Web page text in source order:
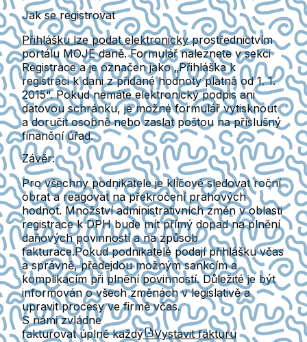
Jak se registrovat
Přihlášku lze podat elektronickyprostřednictvím
portálu MOJE daně. Formulář naleznete v sekci
Registracea je označen jako „Přihláška k
registraci k dani z přidané hodnoty platná od 1. 1.
2015“. Pokud nemáte elektronický podpis ani
datovou schránku, je možné formulář vytisknout
a doručit osobně nebo zaslat poštou na příslušný
finanční úřad.
Závěr:
Pro všechny podnikatele je klíčovésledovat roční
obrata reagovat na překročení prahových
hodnot. Množství administrativních změn v oblasti
registrace k DPH bude mít přímý dopad na plnění
daňových povinností a na způsob
fakturace.Pokud podnikatelé podají přihlášku včas
a správně,předejdou možným sankcím a
komplikacím při plnění povinností. Důležité je být
informován o všech změnách v legislativě a
upravit procesy ve firmě včas.
S námi zvládne
fakturovat úplně každý
Vystavit fakturu